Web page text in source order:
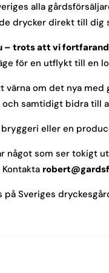
alla
drycker direkt till dig
– trots att vi
för en utflykt till en
värna om det nya
samtidigt bidra till
eller en
något som ser tokigt
Sveriges